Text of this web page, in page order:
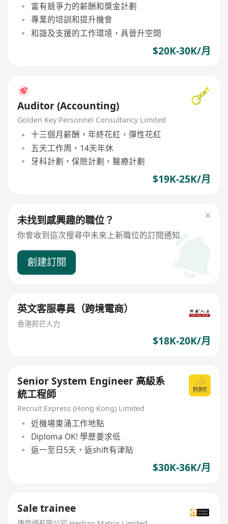
富有競爭力的薪酬和獎金計劃
專業的培訓和提升機會
和諧及支援的工作環境，具晉升空間
$20K-30K/月
Auditor (Accounting)
Golden Key Personnel Consultancy Limited
十三個月薪酬，年終花紅，彈性花紅
五天工作周，14天年休
牙科計劃，保險計劃，醫療計劃
$19K-25K/月
未找到感興趣的職位？
你會收到這次搜尋中未來上新職位的訂閱通知
創建訂閱
英文客服專員（跨境電商）
香港邦芒人力
$18K-20K/月
Senior System Engineer 高級系
統工程師
Recruit Express (Hong Kong) Limited
近機場東涌工作地點
Diploma OK! 學歷要求低
返一至日5天，返shift有津貼
$30K-36K/月
Sale trainee